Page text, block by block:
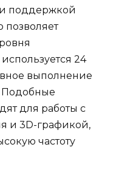
и поддержкой
позволяет
24
выполнение
Подобные
для работы с
и 3D-графикой,
частоту